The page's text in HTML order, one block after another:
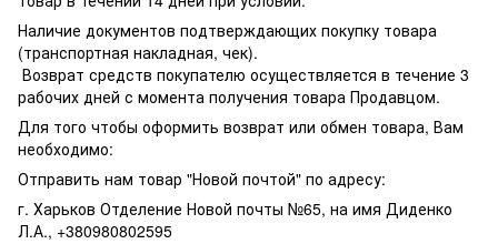
Наличие документов подтверждающих покупку товара
(транспортная накладная, чек).
Возврат средств покупателю осуществляется в течение 3
рабочих дней с момента получения товара Продавцом.
Для того чтобы оформить возврат или обмен товара, Вам
необходимо:
Отправить нам товар "Новой почтой" по адресу:
г. Харьков Отделение Новой почты №65, на имя Диденко
Л.А., +380980802595